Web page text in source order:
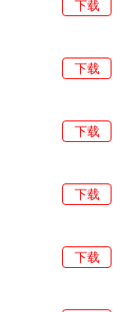
动，给人愉悦
仅保留了传统
挑战性。游戏
丰富的游戏体验
下载
下载
下载
下载
下载